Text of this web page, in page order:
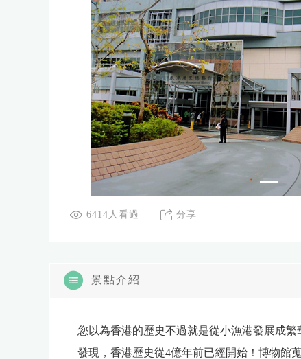
6414人看過 分享
景點介紹
您以為香港的歷史不過就是從小漁港發展成
發現，香港歷史從4億年前已經開始！博物館